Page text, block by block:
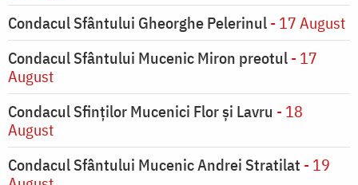
Condacul Sfântului Gheorghe Pelerinul- 17 August
Condacul Sfântului Mucenic Miron preotul- 17
August
Condacul Sfinţilor Mucenici Flor şi Lavru - 18
August
Condacul Sfântului Mucenic Andrei Stratilat - 19